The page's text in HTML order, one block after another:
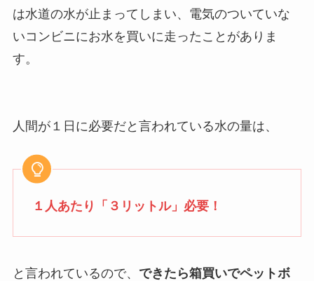
は水道の水が止まってしまい、電気のついていな
いコンビニにお水を買いに走ったことがありま
す。
人間が１日に必要だと言われている水の量は、
１人あたり「３リットル」必要！
と言われているので、 できたら箱買いでペットボ